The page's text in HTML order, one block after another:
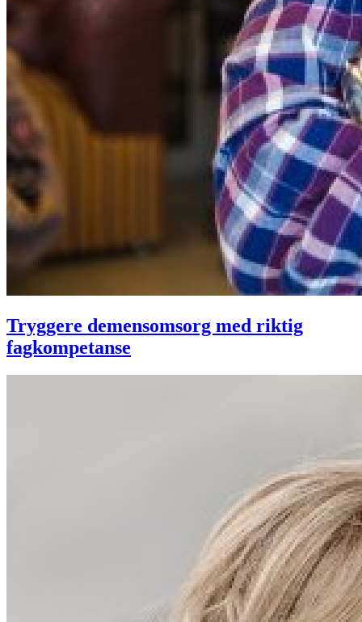
Tryggere demensomsorg med riktig
fagkompetanse